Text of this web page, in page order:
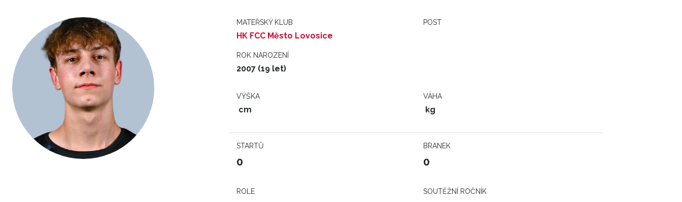
MATEŘSKÝ KLUB
HK FCC Město Lovosice
POST
ROK NAROZENÍ
2007 (19 let)
VÝŠKA
cm
VÁHA
kg
STARTŮ
0
BRANEK
0
ROLE SOUTĚŽNÍ ROČNÍK